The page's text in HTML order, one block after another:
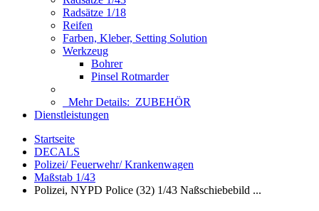
Radsätze 1/18
Reifen
Farben, Kleber, Setting Solution
Werkzeug
Bohrer
Pinsel Rotmarder
Mehr Details: ZUBEHÖR
Dienstleistungen
Startseite
DECALS
Polizei/ Feuerwehr/ Krankenwagen
Maßstab 1/43
Polizei, NYPD Police (32) 1/43 Naßschiebebild ...